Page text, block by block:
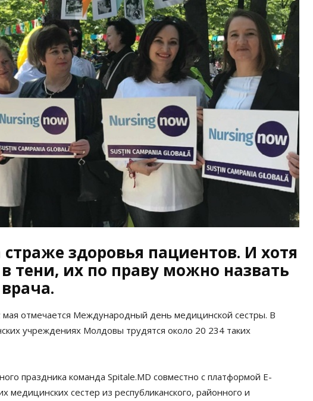
здоровья пациентов. И хотя
тени, их по праву можно назвать
отмечается Международный день медицинской сестры. В
учреждениях Молдовы трудятся около 20 234 таких
праздника команда Spitale.MD совместно с платформой E-
медицинских сестер из республиканского, районного и